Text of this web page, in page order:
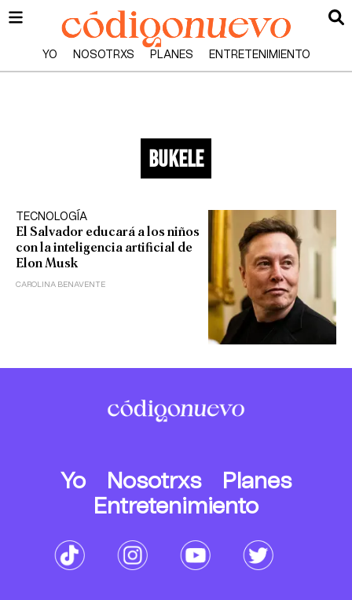
YO NOSOTRXS PLANES ENTRETENIMIENTO
bukele
TECNOLOGÍA
El Salvador educará a los niños
con la inteligencia artificial de
Elon Musk
CAROLINA BENAVENTE
Yo Nosotrxs
Planes
Entretenimiento